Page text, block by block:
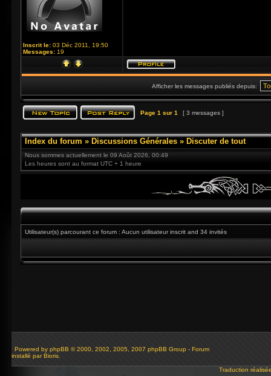
Inscrit le: 03 Déc 2011, 19:50
Messages: 19
Afficher les messages publiés depuis:
Page 1 sur 1 [ 3 messages ]
Index du forum » Discussions Générales » Discuter de tout
Nous sommes actuellement le 09 Août 2026, 00:49
Les heures sont au format UTC + 1 heure
Utilisateur(s) parcourant ce forum : Aucun utilisateur inscrit and 34 invités
Powered by phpBB © 2000, 2002, 2005, 2007 phpBB Group - Forum
installé par Bioris.
Traduction